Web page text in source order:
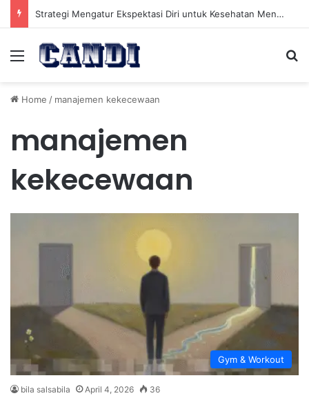
Strategi Mengatur Ekspektasi Diri untuk Kesehatan Mental yang Lebih Seimbang
Menu
Home / manajemen kekecewaan
manajemen
kekecewaan
Gym & Workout
bila salsabila April 4, 2026 36